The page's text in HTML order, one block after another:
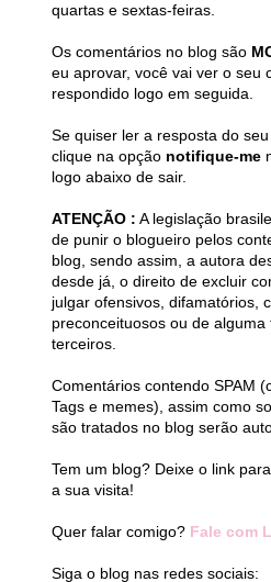
quartas e sextas-feiras.
Os comentários no blog são
eu aprovar, você vai ver o seu
respondido logo em seguida.
Se quiser ler a resposta do
clique na opção notifique-me
logo abaixo de sair.
ATENÇÃO : A legislação
de punir o blogueiro pelos
blog, sendo assim, a autora
desde já, o direito de excluir
julgar ofensivos, difamatórios,
preconceituosos ou de
terceiros.
Comentários contendo SPAM
Tags e memes), assim como
são tratados no blog serão
Tem um blog? Deixe o link
a sua visita!
Quer falar comigo? Fale com
Siga o blog nas redes sociais: